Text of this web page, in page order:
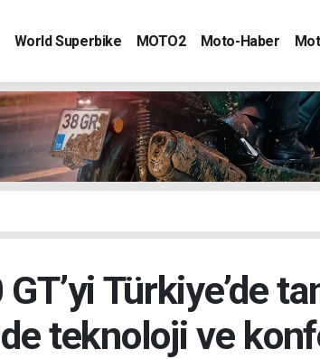
World Superbike MOTO2 Moto-Haber
Türkiye’de
teknoloji ve